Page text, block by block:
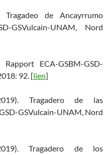
de Ancayrrumo
GSVulcain-UNAM, Nord
ECA-GSBM-GSD-
92. [lien]
Tragadero de las
GSVulcain-UNAM, Nord
Tragadero de los